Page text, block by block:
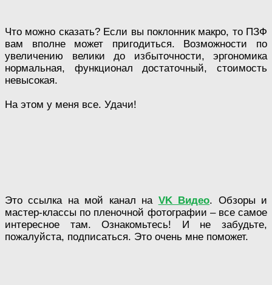
Что можно сказать? Если вы поклонник макро, то ПЗФ
вам вполне может пригодиться. Возможности по
увеличению велики до избыточности, эргономика
нормальная, функционал достаточный, стоимость
невысокая.
На этом у меня все. Удачи!
Это ссылка на мой канал на VK Видео. Обзоры и
мастер-классы по пленочной фотографии – все самое
интересное там. Ознакомьтесь! И не забудьте,
пожалуйста, подписаться. Это очень мне поможет.